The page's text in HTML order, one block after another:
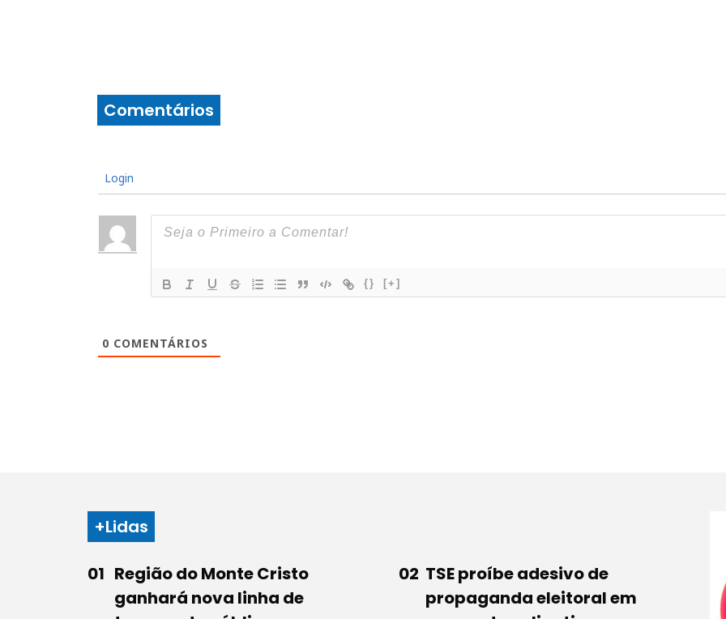
Comentários
Login
{} [+]
0 COMENTÁRIOS
+Lidas
Região do Monte Cristo
ganhará nova linha de
TSE proíbe adesivo de
propaganda eleitoral em